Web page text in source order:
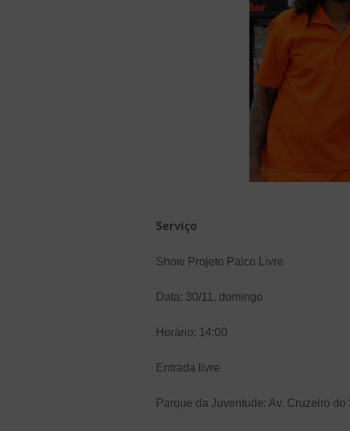
Serviço
Show Projeto Palco Livre
Data: 30/11, domingo
Horário: 14:00
Entrada livre
Parque da Juventude: Av. Cruzeiro